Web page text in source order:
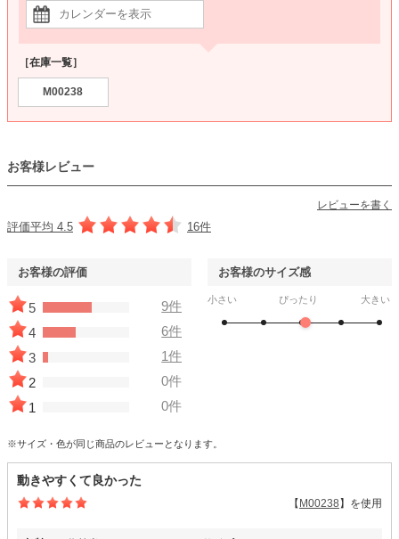
［在庫一覧］
M00238
お客様レビュー
レビューを書く
評価平均 4.5 16件
お客様の評価
5
9件
4
6件
3
1件
2
0件
1
0件
お客様のサイズ感
小さい ぴったり 大きい
※サイズ・色が同じ商品のレビューとなります。
動きやすくて良かった
【M00238】を使用